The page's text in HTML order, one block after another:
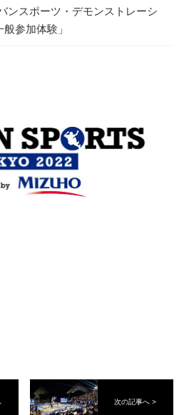
ンスポーツ・デモンストレーシ
般参加体験」
次の記事へ >